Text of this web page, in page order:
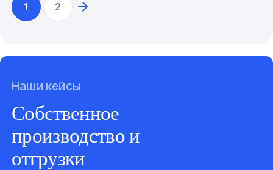
1 2
Наши кейсы
Собственное
производство и
отгрузки